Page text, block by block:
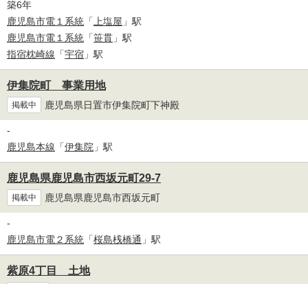
築6年
鹿児島市電１系統 「上塩屋 」駅
鹿児島市電１系統 「笹貫 」駅
指宿枕崎線 「宇宿 」駅
伊集院町 事業用地
掲載中 鹿児島県日置市伊集院町下神殿
-
鹿児島本線 「伊集院 」駅
鹿児島県鹿児島市西坂元町29-7
掲載中 鹿児島県鹿児島市西坂元町
-
鹿児島市電２系統 「桜島桟橋通 」駅
紫原4丁目 土地